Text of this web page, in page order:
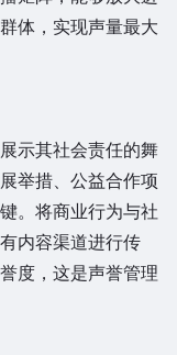
体，实现声量最大
示其社会责任的舞
举措、公益合作项
。将商业行为与社
内容渠道进行传
度，这是声誉管理